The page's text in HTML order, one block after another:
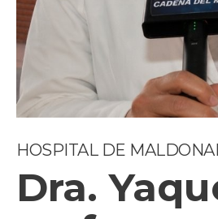
HOSPITAL DE
Dra.